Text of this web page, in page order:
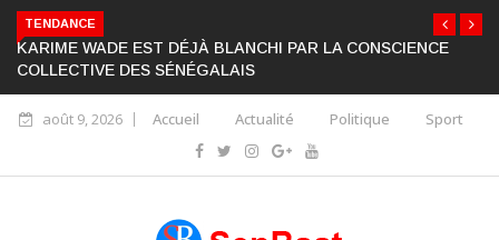
TENDANCE
KARIME WADE EST DÉJÀ BLANCHI PAR LA CONSCIENCE
COLLECTIVE DES SÉNÉGALAIS
août 9, 2026 Accueil Actualité Politique Sport